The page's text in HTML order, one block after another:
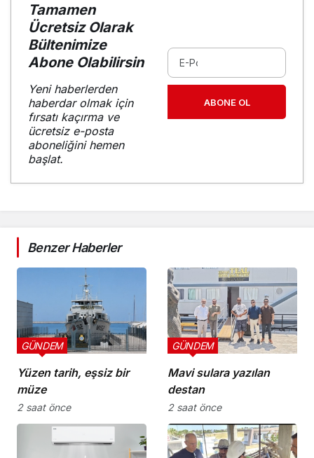
Tamamen
Ücretsiz Olarak
Bültenimize
Abone Olabilirsin
Yeni haberlerden
haberdar olmak için
fırsatı kaçırma ve
ücretsiz e-posta
aboneliğini hemen
başlat.
ABONE OL
Benzer Haberler
Yüzen tarih, eşsiz bir
müze
GÜNDEM
2 saat önce
Mavi sulara yazılan
destan
GÜNDEM
2 saat önce